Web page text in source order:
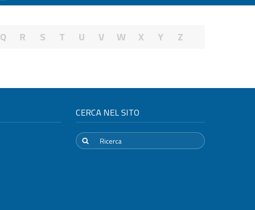
Q R S T U V W X Y Z
CERCA NEL SITO